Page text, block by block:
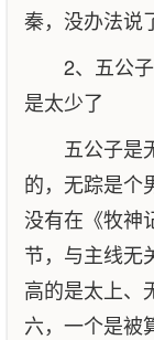
秦，没办法说
2、五公
是太少了
五公子是
的，无踪是个
没有在《牧神
节，与主线无
高的是太上、
六，一个是被